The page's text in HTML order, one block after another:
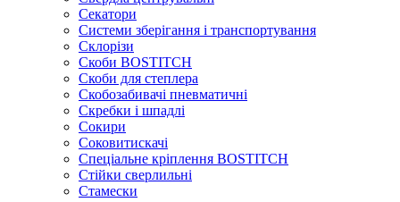
Секатори
Системи зберігання і транспортування
Склорізи
Скоби BOSTITCH
Скоби для степлера
Скобозабивачі пневматичні
Скребки і шпадлі
Сокири
Соковитискачі
Спеціальне кріплення BOSTITCH
Стійки сверлильні
Стамески